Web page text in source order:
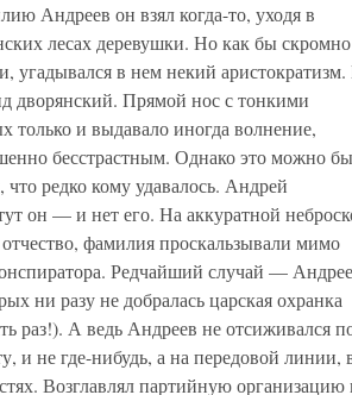
Андреев он взял когда-то, уходя в
лесах деревушки. Но как бы
угадывался в нем некий
дворянский. Прямой нос с тонкими
только и выдавало иногда волнение,
бесстрастным. Однако это можно
редко кому удавалось. Андрей
он — и нет его. На аккуратной
фамилия проскальзывали мимо
Редчайший случай —
ни разу не добралась царская охранка
раз!). А ведь Андреев не отсиживался
и не где-нибудь, а на передовой линии,
Возглавлял партийную организацию